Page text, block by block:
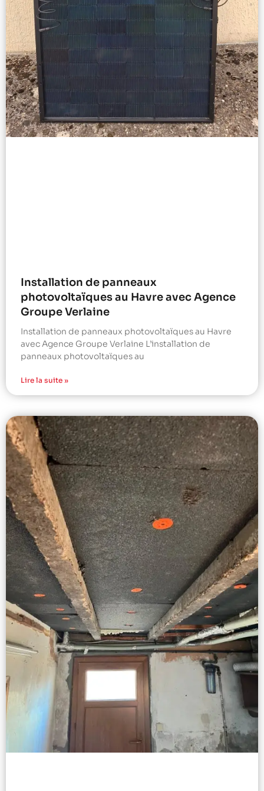
Installation de panneaux
photovoltaïques au Havre avec Agence
Groupe Verlaine
Installation de panneaux photovoltaïques au Havre
avec Agence Groupe Verlaine L’installation de
panneaux photovoltaïques au
Lire la suite »